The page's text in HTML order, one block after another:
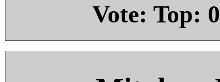
Vote: Top: 0